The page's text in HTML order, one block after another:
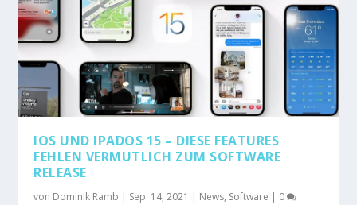
IOS UND IPADOS 15 – DIESE FEATURES
FEHLEN VERMUTLICH ZUM SOFTWARE
RELEASE
von Dominik Ramb | Sep. 14, 2021 | News, Software | 0